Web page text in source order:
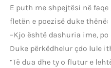
E puth me shpejtësi në
fletën e poezisë duke thënë:
–Kjo është dashuria ime,
Duke përkëdhelur çdo lule
“Të dua dhe ty o flutur e